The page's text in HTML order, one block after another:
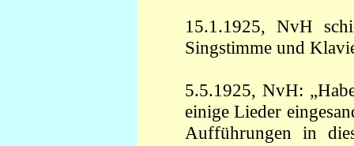
15.1.1925, NvH
Singstimme und
5.5.1925, NvH:
einige Lieder
Aufführungen in